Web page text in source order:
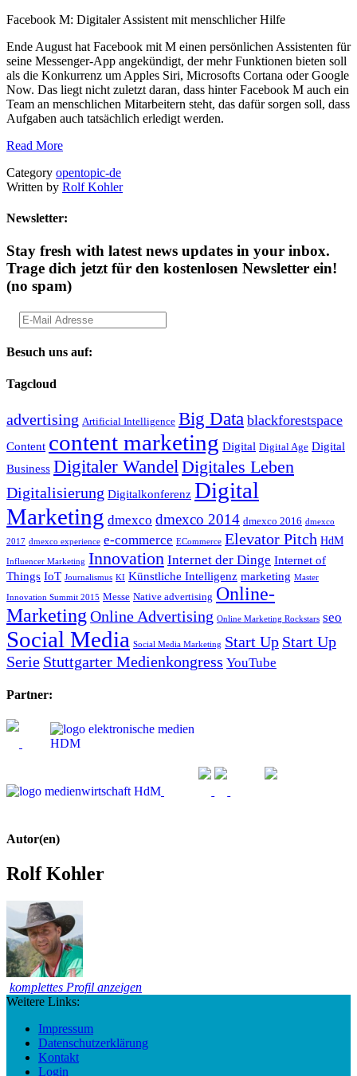
Facebook M: Digitaler Assistent mit menschlicher Hilfe
Ende August hat Facebook mit M einen persönlichen Assistenten für
seine Messenger-App angekündigt, der mehr Funktionen bieten soll
als die Konkurrenz um Apples Siri, Microsofts Cortana oder Google
Now. Das liegt nicht zuletzt daran, dass hinter Facebook M auch ein
Team an menschlichen Mitarbeitern steht, das dafür sorgen soll, dass
Aufgaben auch tatsächlich erledigt werden.
Read More
Category opentopic-de
Written by Rolf Kohler
Newsletter:
Stay fresh with latest news updates in your inbox.
Trage dich jetzt für den kostenlosen Newsletter ein!
(no spam)
Besuch uns auf:
Tagcloud
advertising Artificial Intelligence Big Data blackforestspace
Content content marketing Digital Digital Age Digital
Business Digitaler Wandel Digitales Leben
Digitalisierung Digitalkonferenz Digital
Marketing dmexco dmexco 2014 dmexco 2016 dmexco
2017 dmexco experience e-commerce ECommerce Elevator Pitch HdM
Influencer Marketing Innovation Internet der Dinge Internet of
Things IoT Journalismus KI Künstliche Intelligenz marketing Master
Innovation Summit 2015 Messe Native advertising Online-
Marketing Online Advertising Online Marketing Rockstars seo
Social Media Social Media Marketing Start Up Start Up
Serie Stuttgarter Medienkongress YouTube
Partner:
Autor(en)
Rolf Kohler
komplettes Profil anzeigen
Weitere Links:
Impressum
Datenschutzerklärung
Kontakt
Login